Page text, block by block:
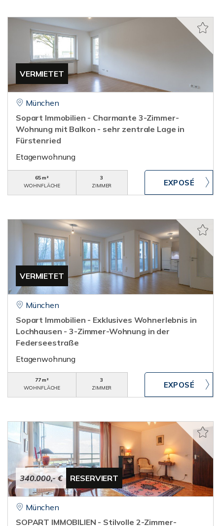
VERMIETET
München
Sopart Immobilien - Charmante 3-Zimmer-
Wohnung mit Balkon - sehr zentrale Lage in
Fürstenried
Etagenwohnung
65 m²
WOHNFLÄCHE
3
ZIMMER
VERMIETET
München
Sopart Immobilien - Exklusives Wohnerlebnis in
Lochhausen - 3-Zimmer-Wohnung in der
Federseestraße
Etagenwohnung
77 m²
WOHNFLÄCHE
3
ZIMMER
340.000,- € RESERVIERT
München
SOPART IMMOBILIEN - Stilvolle 2-Zimmer-